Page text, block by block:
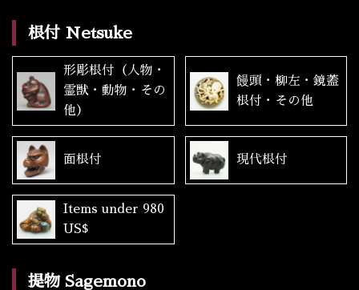
根付 Netsuke
形彫根付（人物・
霊獣・動物・その
他）
饅頭・柳左・鏡蓋
根付・その他
面根付 現代根付
Items under 980
US$
提物 Sagemono